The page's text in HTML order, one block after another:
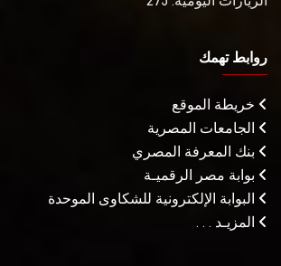
روابط تهمك
خريطة الموقع
الجامعات المصرية
بنك المعرفة المصري
بوابة مصر الرقميـة
البوابة الإلكترونية للشكاوى الموحدة
المزيـد . . .